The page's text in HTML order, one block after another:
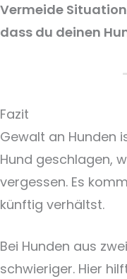
Vermeide
dass du deinen
Fazit
Gewalt an Hunden
Hund geschlagen,
vergessen. Es
künftig verhältst.
Bei Hunden aus
schwieriger. Hier